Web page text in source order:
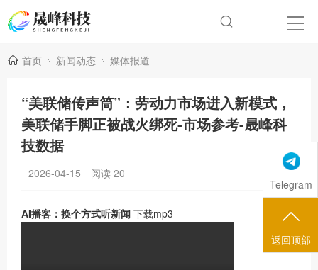
首页 新闻动态 媒体报道
“美联储传声筒”：劳动力市场进入新模式，
美联储手脚正被战火绑死-市场参考-晟峰科
技数据
2026-04-15 阅读 20
AI播客：换个方式听新闻 下载mp3
Telegram
返回顶部